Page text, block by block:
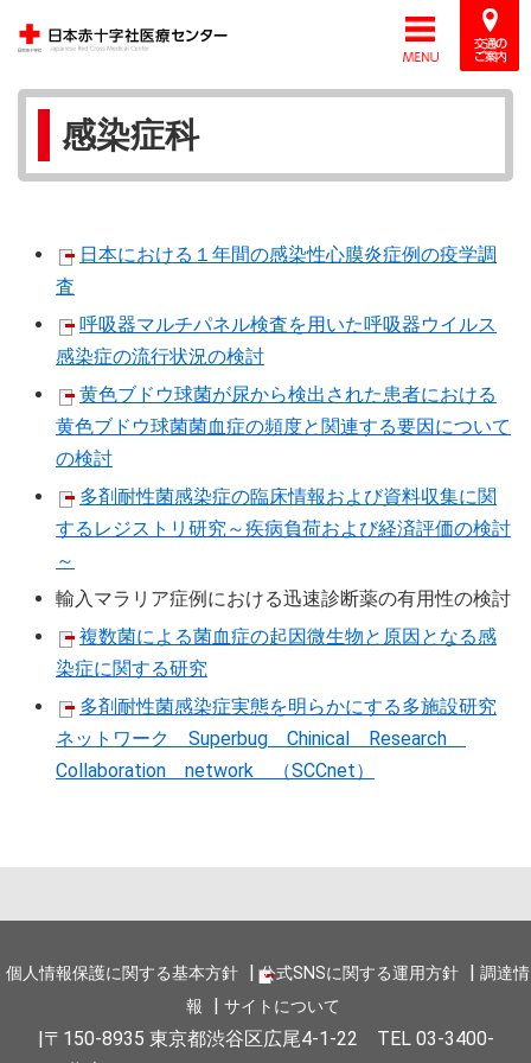
感染症科
日本における１年間の感染性心膜炎症例の疫学調
査
呼吸器マルチパネル検査を用いた呼吸器ウイルス
感染症の流行状況の検討
黄色ブドウ球菌が尿から検出された患者における
黄色ブドウ球菌菌血症の頻度と関連する要因について
の検討
多剤耐性菌感染症の臨床情報および資料収集に関
するレジストリ研究～疾病負荷および経済評価の検討
～
輸入マラリア症例における迅速診断薬の有用性の検討
複数菌による菌血症の起因微生物と原因となる感
染症に関する研究
多剤耐性菌感染症実態を明らかにする多施設研究
ネットワーク Superbug Chinical Research
Collaboration network （SCCnet）
個人情報保護に関する基本方針 公式SNSに関する運用方針
調達情
報
サイトについて
〒150-8935 東京都渋谷区広尾4-1-22 TEL 03-3400-